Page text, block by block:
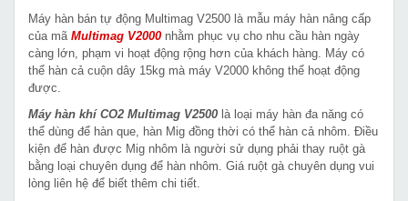
Máy hàn bán tự động Multimag V2500 là mẫu máy hàn nâng cấp
của mã Multimag V2000 nhằm phục vụ cho nhu cầu hàn ngày
càng lớn, phạm vi hoạt động rộng hơn của khách hàng. Máy có
thể hàn cả cuộn dây 15kg mà máy V2000 không thể hoạt động
được.
Máy hàn khí CO2 Multimag V2500 là loại máy hàn đa năng có
thể dùng để hàn que, hàn Mig đồng thời có thể hàn cả nhôm. Điều
kiện để hàn được Mig nhôm là người sử dụng phải thay ruột gà
bằng loại chuyên dụng để hàn nhôm. Giá ruột gà chuyên dụng vui
lòng liên hệ để biết thêm chi tiết.